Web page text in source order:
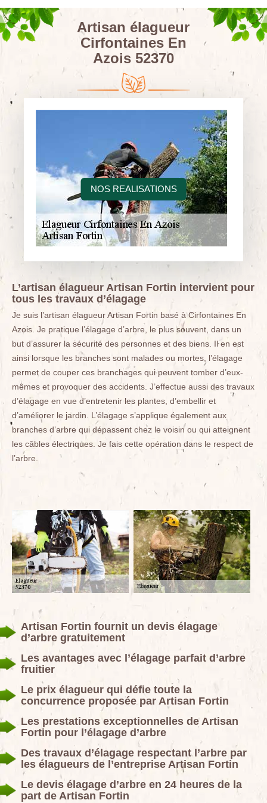
NOS REALISATIONS
Artisan élagueur
Cirfontaines En
Azois 52370
L’artisan élagueur Artisan Fortin intervient pour
tous les travaux d’élagage
Je suis l’artisan élagueur Artisan Fortin basé à Cirfontaines En
Azois. Je pratique l’élagage d’arbre, le plus souvent, dans un
but d’assurer la sécurité des personnes et des biens. Il en est
ainsi lorsque les branches sont malades ou mortes, l’élagage
permet de couper ces branchages qui peuvent tomber d’eux-
mêmes et provoquer des accidents. J’effectue aussi des travaux
d’élagage en vue d’entretenir les plantes, d’embellir et
d’améliorer le jardin. L’élagage s’applique également aux
branches d’arbre qui dépassent chez le voisin ou qui atteignent
les câbles électriques. Je fais cette opération dans le respect de
l’arbre.
Artisan Fortin fournit un devis élagage
d’arbre gratuitement
Les avantages avec l’élagage parfait d’arbre
fruitier
Le prix élagueur qui défie toute la
concurrence proposée par Artisan Fortin
Les prestations exceptionnelles de Artisan
Fortin pour l’élagage d’arbre
Des travaux d’élagage respectant l’arbre par
les élagueurs de l’entreprise Artisan Fortin
Le devis élagage d’arbre en 24 heures de la
part de Artisan Fortin